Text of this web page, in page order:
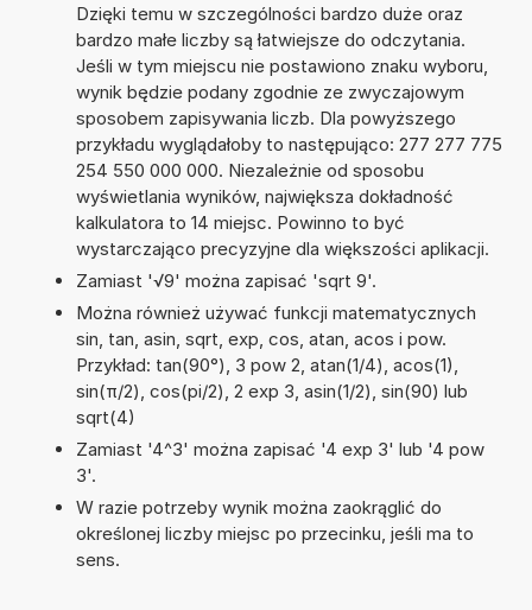
Dzięki temu w szczególności bardzo duże oraz
bardzo małe liczby są łatwiejsze do odczytania.
Jeśli w tym miejscu nie postawiono znaku wyboru,
wynik będzie podany zgodnie ze zwyczajowym
sposobem zapisywania liczb. Dla powyższego
przykładu wyglądałoby to następująco: 277 277 775
254 550 000 000. Niezależnie od sposobu
wyświetlania wyników, największa dokładność
kalkulatora to 14 miejsc. Powinno to być
wystarczająco precyzyjne dla większości aplikacji.
Zamiast '√9' można zapisać 'sqrt 9'.
Można również używać funkcji matematycznych
sin, tan, asin, sqrt, exp, cos, atan, acos i pow.
Przykład: tan(90°), 3 pow 2, atan(1/4), acos(1),
sin(π/2), cos(pi/2), 2 exp 3, asin(1/2), sin(90) lub
sqrt(4)
Zamiast '4^3' można zapisać '4 exp 3' lub '4 pow
3'.
W razie potrzeby wynik można zaokrąglić do
określonej liczby miejsc po przecinku, jeśli ma to
sens.